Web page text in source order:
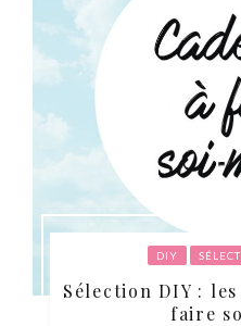
DIY
Sélection DIY :
faire